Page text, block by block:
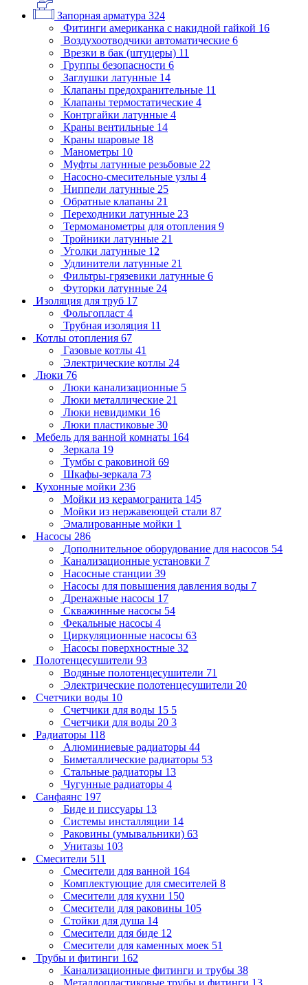
Запорная арматура 324
Фитинги американка с накидной гайкой 16
Воздухоотводчики автоматические 6
Врезки в бак (штуцеры) 11
Группы безопасности 6
Заглушки латунные 14
Клапаны предохранительные 11
Клапаны термостатические 4
Контргайки латунные 4
Краны вентильные 14
Краны шаровые 18
Манометры 10
Муфты латунные резьбовые 22
Насосно-смесительные узлы 4
Ниппели латунные 25
Обратные клапаны 21
Переходники латунные 23
Термоманометры для отопления 9
Тройники латунные 21
Уголки латунные 12
Удлинители латунные 21
Фильтры-грязевики латунные 6
Футорки латунные 24
Изоляция для труб 17
Фольгопласт 4
Трубная изоляция 11
Котлы отопления 67
Газовые котлы 41
Электрические котлы 24
Люки 76
Люки канализационные 5
Люки металлические 21
Люки невидимки 16
Люки пластиковые 30
Мебель для ванной комнаты 164
Зеркала 19
Тумбы с раковиной 69
Шкафы-зеркала 73
Кухонные мойки 236
Мойки из керамогранита 145
Мойки из нержавеющей стали 87
Эмалированные мойки 1
Насосы 286
Дополнительное оборудование для насосов 54
Канализационные установки 7
Насосные станции 39
Насосы для повышения давления воды 7
Дренажные насосы 17
Скважинные насосы 54
Фекальные насосы 4
Циркуляционные насосы 63
Насосы поверхностные 32
Полотенцесушители 93
Водяные полотенцесушители 71
Электрические полотенцесушители 20
Счетчики воды 10
Счетчики для воды 15 5
Счетчики для воды 20 3
Радиаторы 118
Алюминиевые радиаторы 44
Биметаллические радиаторы 53
Стальные радиаторы 13
Чугунные радиаторы 4
Санфаянс 197
Биде и писсуары 13
Системы инсталляции 14
Раковины (умывальники) 63
Унитазы 103
Смесители 511
Смесители для ванной 164
Комплектующие для смесителей 8
Смесители для кухни 150
Смесители для раковины 105
Стойки для душа 14
Смесители для биде 12
Смесители для каменных моек 51
Трубы и фитинги 162
Канализационные фитинги и трубы 38
Металлопластиковые трубы и фитинги 13